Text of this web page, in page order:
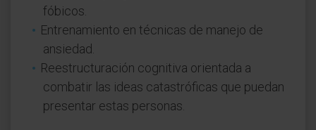
fóbicos.
Entrenamiento en técnicas de manejo de
ansiedad.
Reestructuración cognitiva orientada a
combatir las ideas catastróficas que puedan
presentar estas personas.